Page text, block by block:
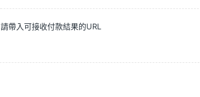
請帶入可接收付款結果的URL